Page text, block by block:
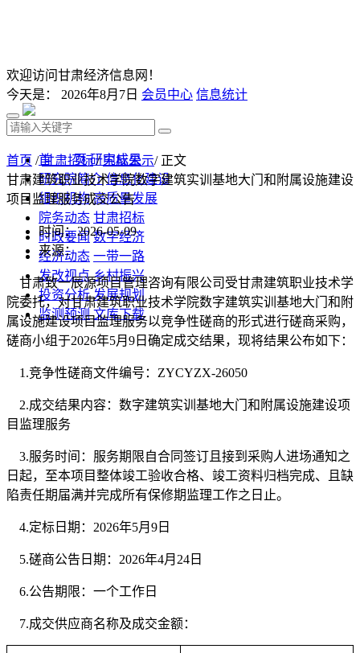
欢迎访问甘肃经济信息网！
今天是： 2026年8月7日 会员中心 信息统计
首 页 研究成果
研究院简介 信息化建设
组织机构 高质量发展
院务动态 甘肃招标
时政要闻 数字经济
经济动态 一带一路
发改视点 乡村振兴
投资分析 发展规划
监测预测 文库下载
首页 /甘肃招标/中标公示/ 正文
甘肃建筑职业技术学院数字建筑实训基地大门和附属设施建设
项目监理服务成交公告
时间：2026-05-09
来源：
甘肃致一辰源项目管理咨询有限公司 受甘肃建筑职业技术学
院委托，对甘肃建筑职业技术学院数字建筑实训基地大门和附
属设施建设项目监理服务以竞争性磋商的形式进行磋商采购，
磋商小组于2026年5月9日 确定成交结果，现将结果公布如下：
1.竞争性磋商文件编号： ZYCYZX-26050
2.成交结果内容：数字建筑实训基地大门和附属设施建设项
目监理服务
3.服务时间：服务期限自合同签订且接到采购人进场通知之
日起，至本项目整体竣工验收合格、竣工资料归档完成、且缺
陷责任期届满并完成所有保修期监理工作之日止。
4.定标日期： 2026年5月9日
5.磋商公告日期： 2026年4月24日
6.公告期限： 一个工作日
7.成交供应商名称及成交金额 ：